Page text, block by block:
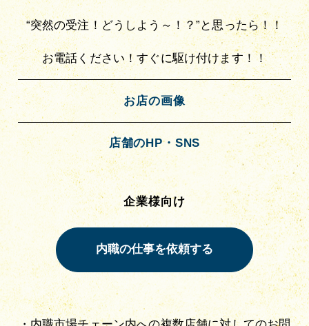
“突然の受注！どうしよう～！？”と思ったら！！
お電話ください！すぐに駆け付けます！！
お店の画像
店舗のHP・SNS
企業様向け